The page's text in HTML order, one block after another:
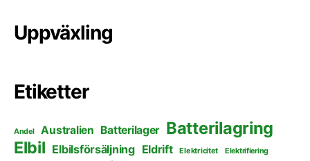
Uppväxling
Etiketter
Andel Australien Batterilager Batterilagring
Elbil Elbilsförsäljning Eldrift Elektricitet Elektrifiering